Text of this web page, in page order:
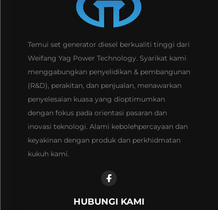
Temui set generator diesel berkualiti tinggi dari
Weifang Yag Power Technology. Syarikat kami
menggabungkan penyelidikan & pembangunan
(R&D), perakitan, dan penjualan, menawarkan
penyelesaian kuasa yang dioptimumkan
dengan fokus pada orientasi pasaran dan
inovasi teknologi. Alami kebolehpercayaan dan
keyakinan dengan produk dan perkhidmatan
kukuh kami.
HUBUNGI KAMI